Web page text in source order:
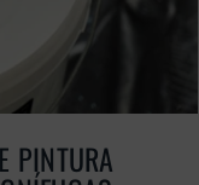
PINTURA